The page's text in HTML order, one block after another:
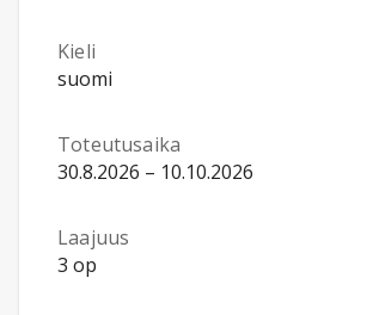
Kieli
suomi
Toteutusaika
30.8.2026 – 10.10.2026
Laajuus
3 op